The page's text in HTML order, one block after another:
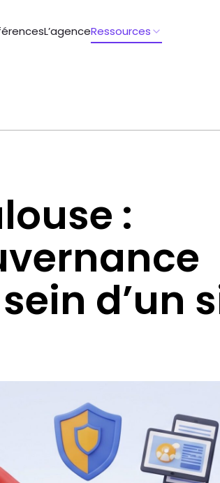
L’agenceRessources
:
d’un